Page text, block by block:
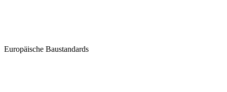
Europäische Baustandards